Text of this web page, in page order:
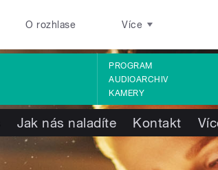
O rozhlase Více
PROGRAM
AUDIOARCHIV
KAMERY
Jak nás naladíte Kontakt